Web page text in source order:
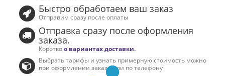
Быстро обработаем ваш заказ
Отправим сразу после оплаты
Отправка сразу после оформления
заказа.
Короткоо вариантах доставки.
Выбрать тарифы и узнать примерную стоимость можно
при оформлении заказа или по телефону